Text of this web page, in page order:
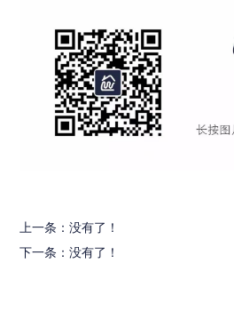
上一条：没有了！
下一条：没有了！